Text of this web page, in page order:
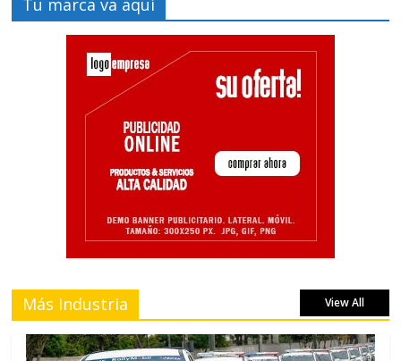
Tu marca va aquí
Más Industria View All